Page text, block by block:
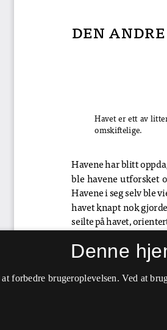
Denne
forbedre brugeroplevelsen. Ved at